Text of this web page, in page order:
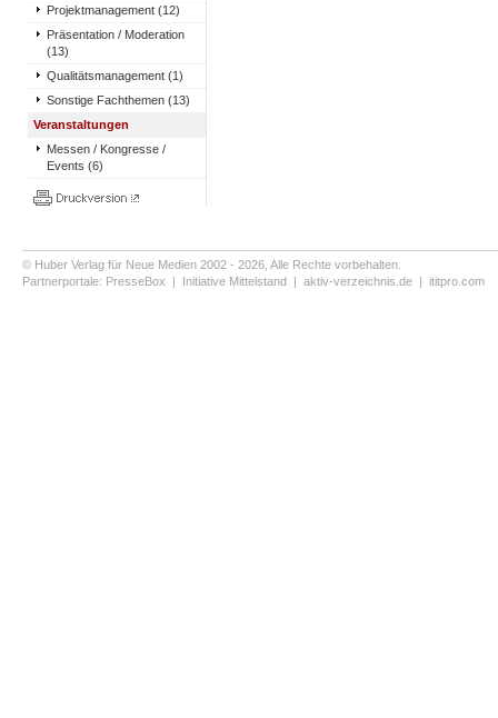
Projektmanagement (12)
Präsentation / Moderation
(13)
Qualitätsmanagement (1)
Sonstige Fachthemen (13)
Veranstaltungen
Messen / Kongresse /
Events (6)
© Huber Verlag für Neue Medien 2002 - 2026, Alle Rechte vorbehalten.
Partnerportale: PresseBox | Initiative Mittelstand | aktiv-verzeichnis.de | ititpro.com